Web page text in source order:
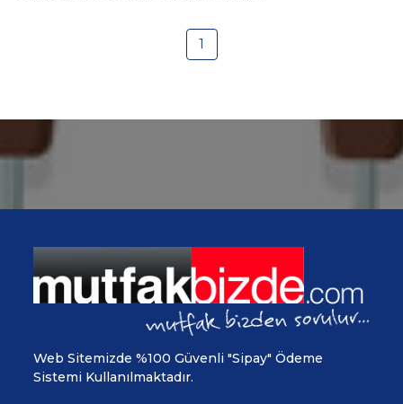
1
Web Sitemizde %100 Güvenli "Sipay" Ödeme
Sistemi Kullanılmaktadır.